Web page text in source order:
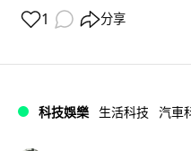
1 分享
科技娛樂 生活科技 汽車